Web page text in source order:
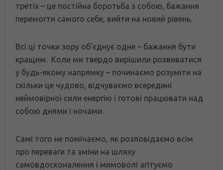
третіх – це постійна боротьба з собою, бажання
перемогти самого себе, вийти на новий рівень.
Всі ці точки зору об’єднує одне – бажання бути
кращим. Коли ми твердо вирішили розвиватися
у будь-якому напрямку – починаємо розуміти на
скільки це чудово, відчуваємо всередині
неймовірної сили енергію і готові працювати над
собою днями і ночами.
Самі того не помічаємо, як розповідаємо всім
про переваги та зміни на шляху
самовдосконалення і мимоволі агітуємо